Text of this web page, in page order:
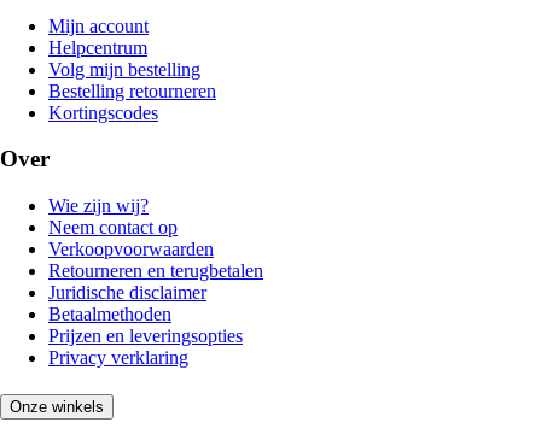
Mijn account
Helpcentrum
Volg mijn bestelling
Bestelling retourneren
Kortingscodes
Over
Wie zijn wij?
Neem contact op
Verkoopvoorwaarden
Retourneren en terugbetalen
Juridische disclaimer
Betaalmethoden
Prijzen en leveringsopties
Privacy verklaring
Onze winkels